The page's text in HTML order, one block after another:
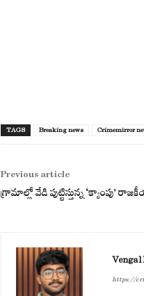
TAGS Breaking news Crimemirror
Previous article
గ్రామాల్లో వేడి పుట్టిస్తున్న ‘క్యాంపు’
Vengal
https://